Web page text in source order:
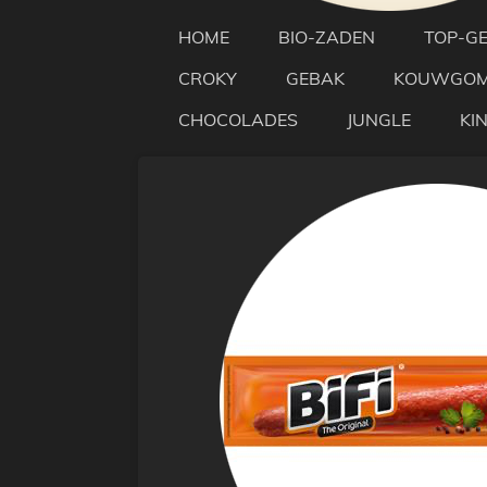
HOME BIO-ZADEN TOP-
CROKY
GEBAK
CHOCOLADES
JUNGLE